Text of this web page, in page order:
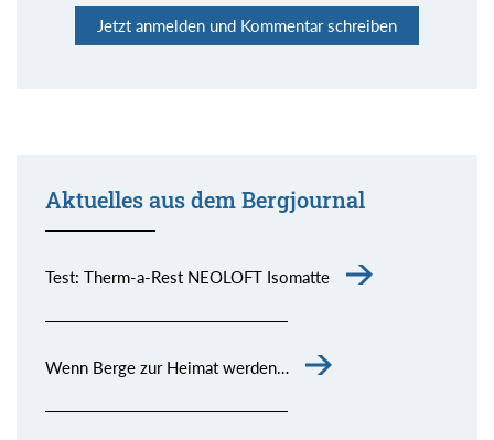
Jetzt anmelden und Kommentar schreiben
Aktuelles aus dem Bergjournal
Test: Therm-a-Rest NEOLOFT Isomatte
Wenn Berge zur Heimat werden…